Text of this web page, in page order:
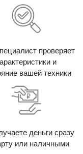
проверяет
и
вашей техники
деньги сразу
или наличными